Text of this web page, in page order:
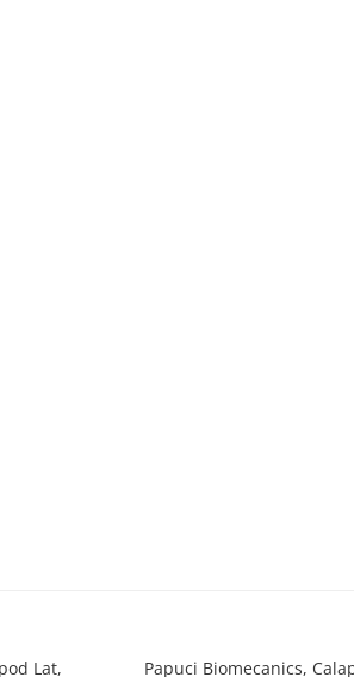
Lat,
Papuci Biomecanics,